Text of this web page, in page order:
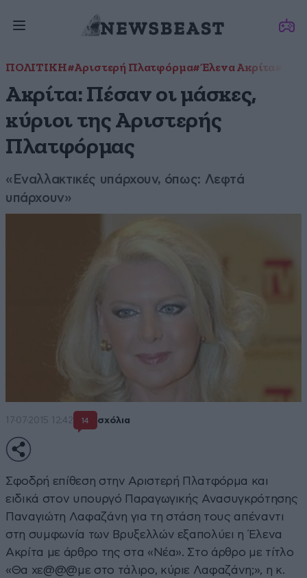
ΠΟΛΙΤΙΚΗ#Αριστερή Πλατφόρμα#Έλενα Ακρίτα
Ακρίτα: Πέσαν οι μάσκες,
κύριοι της Αριστερής
Πλατφόρμας
«Εναλλακτικές υπάρχουν, όπως: Λεφτά
υπάρχουν»
17·07·2015 12:42 14 σχόλια
Σφοδρή επίθεση στην Αριστερή Πλατφόρμα και
ειδικά στον υπουργό Παραγωγικής Ανασυγκρότησης
Παναγιώτη Λαφαζάνη για τη στάση τους απέναντι
στη συμφωνία των Βρυξελλών εξαπολύει η Έλενα
Ακρίτα με άρθρο της στα «Νέα». Στο άρθρο με τίτλο
«Θα χε@@@με στο τάλιρο, κύριε Λαφαζάνη;», η κ.